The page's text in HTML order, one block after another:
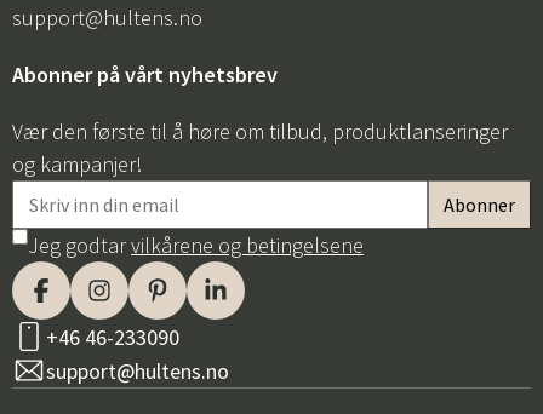
support@hultens.no
Abonner på vårt nyhetsbrev
Vær den første til å høre om tilbud, produktlanseringer
og kampanjer!
Jeg godtarvilkårene og betingelsene
+46 46-233090
support@hultens.no